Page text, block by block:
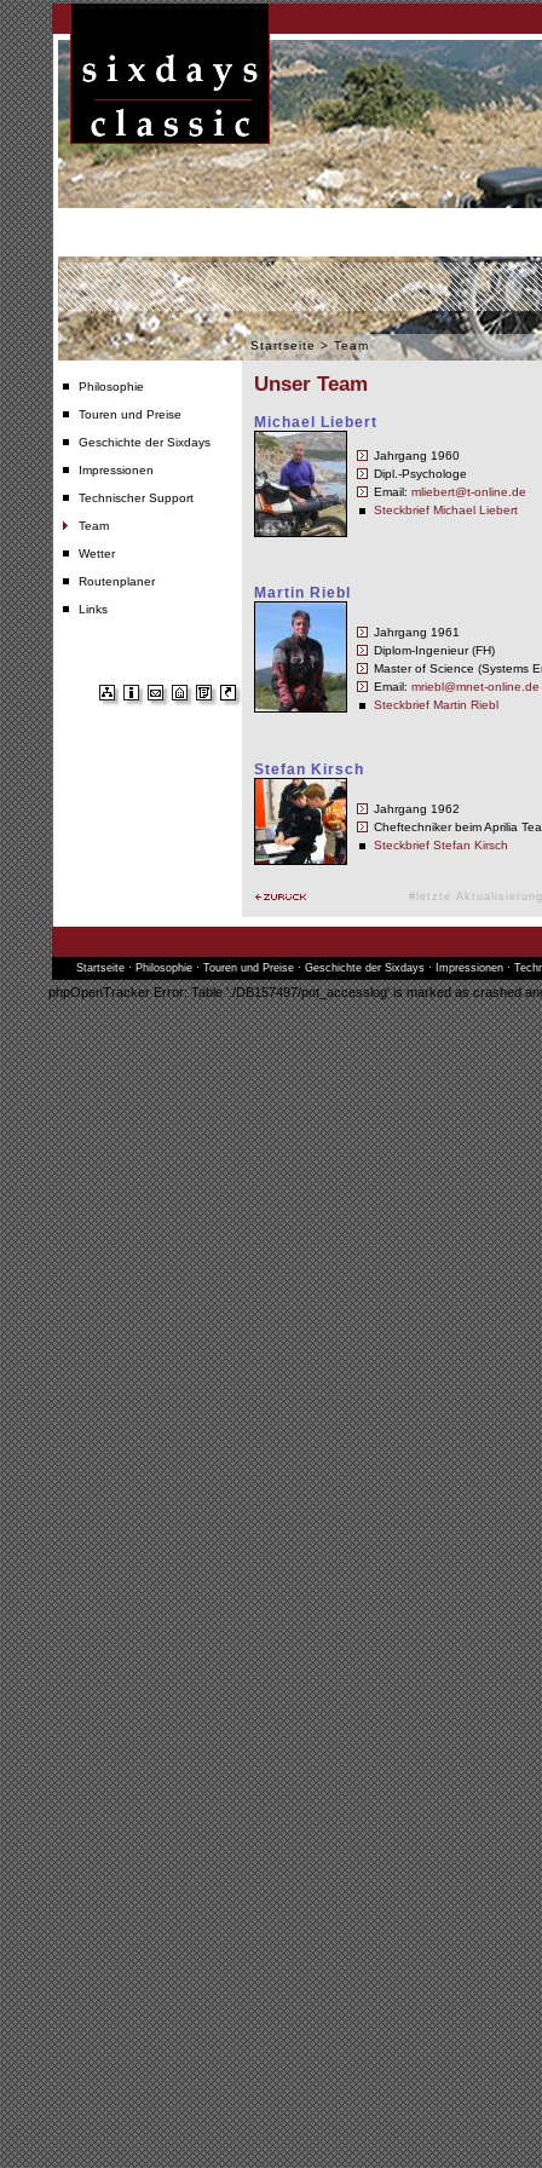
Startseite > Team
Philosophie
Touren und Preise
Geschichte der Sixdays
Impressionen
Technischer Support
Team
Wetter
Routenplaner
Links
Unser Team
Michael Liebert
Jahrgang 1960
Dipl.-Psychologe
Email: mliebert@t-online.de
Steckbrief Michael Liebert
Martin Riebl
Jahrgang 1961
Diplom-Ingenieur (FH)
Master of Science (Systems
Email: mriebl@mnet-online.de
Steckbrief Martin Riebl
Stefan Kirsch
Jahrgang 1962
Cheftechniker beim Aprilia
Steckbrief Stefan Kirsch
#letzte
Startseite· Philosophie· Touren und Preise· Geschichte der Sixdays· Impressionen·
phpOpenTracker Error: Table './DB157497/pot_accesslog' is marked as crashed